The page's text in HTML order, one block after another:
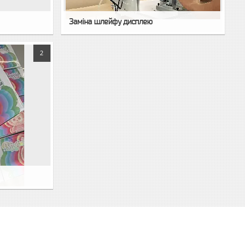
Заміна шлейфу дисплею
2